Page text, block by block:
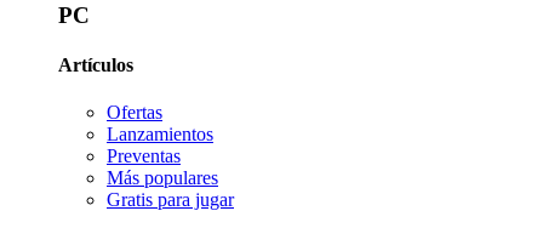
PC
Artículos
Ofertas
Lanzamientos
Preventas
Más populares
Gratis para jugar